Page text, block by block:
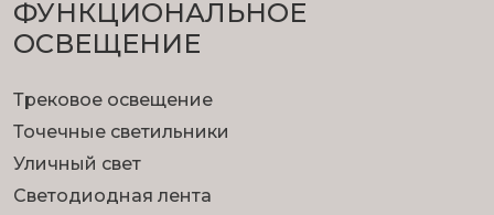
ФУНКЦИОНА­ЛЬНОЕ
ОСВЕЩЕНИЕ
Трековое освещение
Точечные светильники
Уличный свет
Светодиодная лента